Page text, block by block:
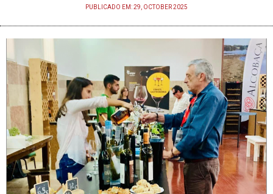
PUBLICADO EM: 29, OCTOBER 2025